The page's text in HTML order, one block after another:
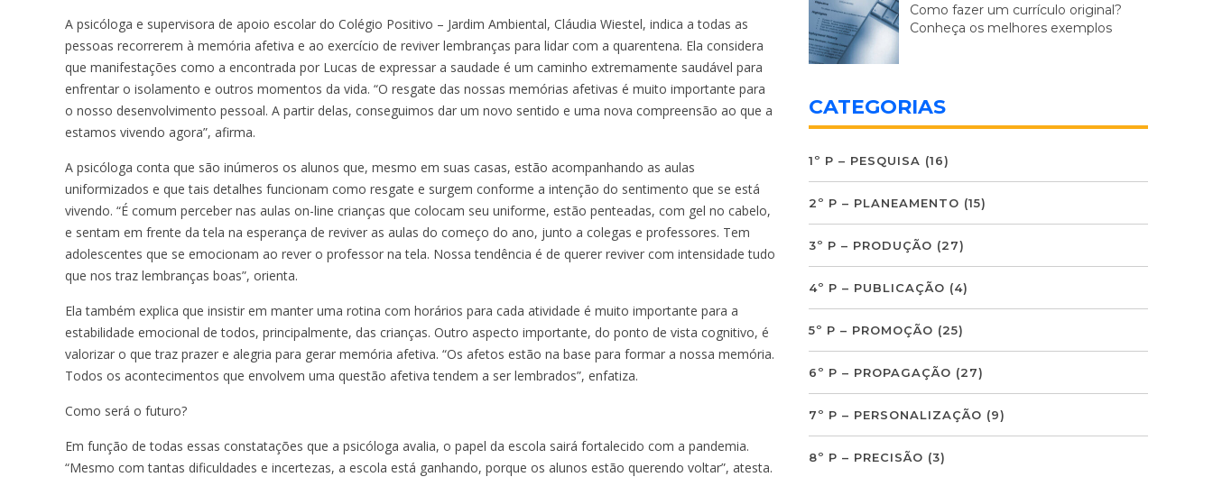
A psicóloga e supervisora de apoio escolar do Colégio Positivo – Jardim Ambiental, Cláudia Wiestel, indica a todas as
pessoas recorrerem à memória afetiva e ao exercício de reviver lembranças para lidar com a quarentena. Ela considera
que manifestações como a encontrada por Lucas de expressar a saudade é um caminho extremamente saudável para
enfrentar o isolamento e outros momentos da vida. “O resgate das nossas memórias afetivas é muito importante para
o nosso desenvolvimento pessoal. A partir delas, conseguimos dar um novo sentido e uma nova compreensão ao que a
estamos vivendo agora”, afirma.
A psicóloga conta que são inúmeros os alunos que, mesmo em suas casas, estão acompanhando as aulas
uniformizados e que tais detalhes funcionam como resgate e surgem conforme a intenção do sentimento que se está
vivendo. “É comum perceber nas aulas on-line crianças que colocam seu uniforme, estão penteadas, com gel no cabelo,
e sentam em frente da tela na esperança de reviver as aulas do começo do ano, junto a colegas e professores. Tem
adolescentes que se emocionam ao rever o professor na tela. Nossa tendência é de querer reviver com intensidade tudo
que nos traz lembranças boas”, orienta.
Ela também explica que insistir em manter uma rotina com horários para cada atividade é muito importante para a
estabilidade emocional de todos, principalmente, das crianças. Outro aspecto importante, do ponto de vista cognitivo, é
valorizar o que traz prazer e alegria para gerar memória afetiva. “Os afetos estão na base para formar a nossa memória.
Todos os acontecimentos que envolvem uma questão afetiva tendem a ser lembrados”, enfatiza.
Como será o futuro?
Em função de todas essas constatações que a psicóloga avalia, o papel da escola sairá fortalecido com a pandemia.
“Mesmo com tantas dificuldades e incertezas, a escola está ganhando, porque os alunos estão querendo voltar”, atesta.
Como fazer um currículo original?
Conheça os melhores exemplos
CATEGORIAS
1º P – PESQUISA (16)
2º P – PLANEAMENTO (15)
3º P – PRODUÇÃO (27)
4º P – PUBLICAÇÃO (4)
5º P – PROMOÇÃO (25)
6º P – PROPAGAÇÃO (27)
7º P – PERSONALIZAÇÃO (9)
8º P – PRECISÃO (3)